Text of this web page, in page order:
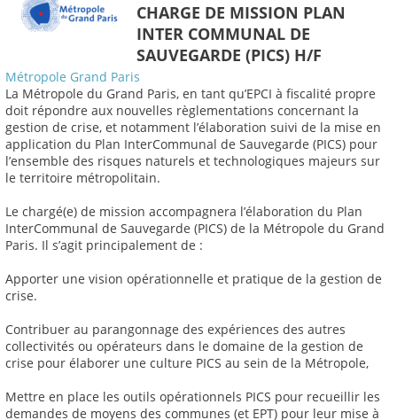
CHARGE DE MISSION PLAN
INTER COMMUNAL DE
SAUVEGARDE (PICS) H/F
Métropole Grand Paris
La Métropole du Grand Paris, en tant qu’EPCI à fiscalité propre
doit répondre aux nouvelles règlementations concernant la
gestion de crise, et notamment l’élaboration suivi de la mise en
application du Plan InterCommunal de Sauvegarde (PICS) pour
l’ensemble des risques naturels et technologiques majeurs sur
le territoire métropolitain.
Le chargé(e) de mission accompagnera l’élaboration du Plan
InterCommunal de Sauvegarde (PICS) de la Métropole du Grand
Paris. Il s’agit principalement de :
Apporter une vision opérationnelle et pratique de la gestion de
crise.
Contribuer au parangonnage des expériences des autres
collectivités ou opérateurs dans le domaine de la gestion de
crise pour élaborer une culture PICS au sein de la Métropole,
Mettre en place les outils opérationnels PICS pour recueillir les
demandes de moyens des communes (et EPT) pour leur mise à